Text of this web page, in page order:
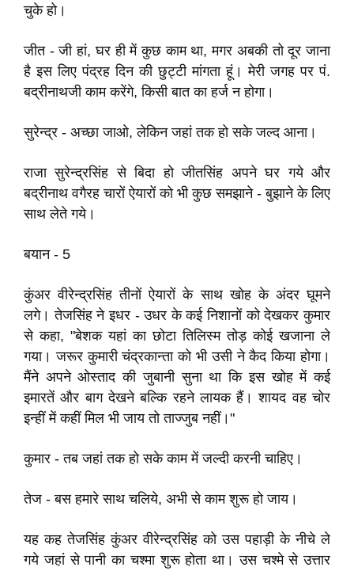
चुके हो।
जीत - जी हां, घर ही में कुछ काम था, मगर अबकी तो दूर जाना
है इस लिए पंद्रह दिन की छुट्टी मांगता हूं। मेरी जगह पर पं.
बद्रीनाथजी काम करेंगे, किसी बात का हर्ज न होगा।
सुरेन्द्र - अच्छा जाओ, लेकिन जहां तक हो सके जल्द आना।
राजा सुरेन्द्रसिंह से बिदा हो जीतसिंह अपने घर गये और
बद्रीनाथ वगैरह चारों ऐयारों को भी कुछ समझाने - बुझाने के लिए
साथ लेते गये।
बयान - 5
कुंअर वीरेन्द्रसिंह तीनों ऐयारों के साथ खोह के अंदर घूमने
लगे। तेजसिंह ने इधर - उधर के कई निशानों को देखकर कुमार
से कहा, "बेशक यहां का छोटा तिलिस्म तोड़ कोई खजाना ले
गया। जरूर कुमारी चंद्रकान्ता को भी उसी ने कैद किया होगा।
मैंने अपने ओस्ताद की जुबानी सुना था कि इस खोह में कई
इमारतें और बाग देखने बल्कि रहने लायक हैं। शायद वह चोर
इन्हीं में कहीं मिल भी जाय तो ताज्जुब नहीं।"
कुमार - तब जहां तक हो सके काम में जल्दी करनी चाहिए।
तेज - बस हमारे साथ चलिये, अभी से काम शुरू हो जाय।
यह कह तेजसिंह कुंअर वीरेन्द्रसिंह को उस पहाड़ी के नीचे ले
गये जहां से पानी का चश्मा शुरू होता था। उस चश्मे से उत्तार